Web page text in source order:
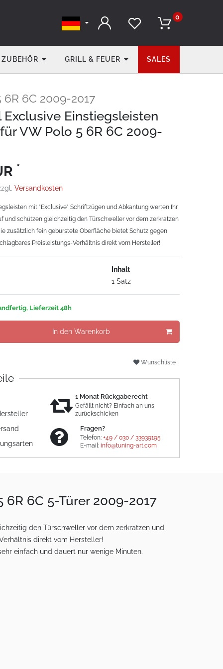
0
ZUBEHÖR GRILL & FEUER SALES
6R 6C 2009-2017
Exclusive Einstiegsleisten
VW Polo 5 6R 6C 2009-
*
Versandkosten
mit "Exclusive" Schriftzügen und Abkantung werten Ihr
und schützen gleichzeitig den Türschweller vor dem zerkratzen
zusätzlich fein gebürstete Oberfläche bietet Schutz gegen
Preisleistungs-Verhältnis direkt vom Hersteller!
Inhalt
1 Satz
Lieferzeit 48h
In den Warenkorb
Wunschliste
1 Monat Rückgaberecht
Gefällt nicht? Einfach an uns
zurückschicken
Fragen?
Telefon:+49 / 030 / 33939195
E-mail:info@tuning-art.com
6C 5-Türer 2009-2017
den Türschweller vor dem zerkratzen und
direkt vom Hersteller!
einfach und dauert nur wenige Minuten.